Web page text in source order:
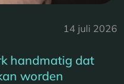
14 juli 2026
handmatig dat
worden